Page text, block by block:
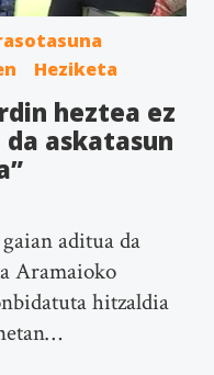
Heziketa
heztea ez
askatasun
aditua da
Aramaioko
hitzaldia